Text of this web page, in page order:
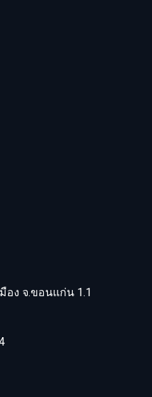
อง จ.ขอนแก่น 1.1